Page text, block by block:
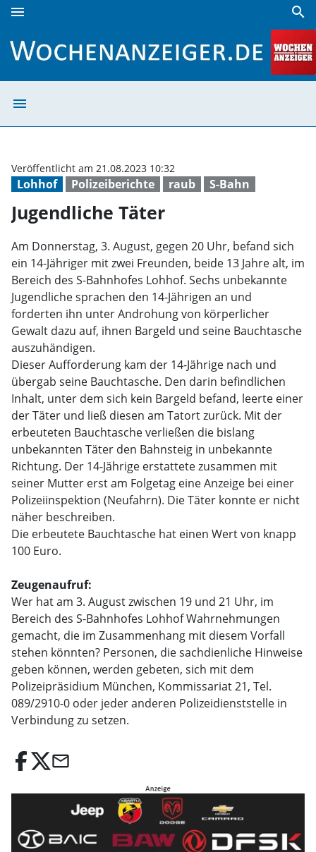
menu search
menu
Lohhof Polizeiberichte raub S-Bahn
Veröffentlicht am 21.08.2023 10:32
Jugendliche Täter
Am Donnerstag, 3. August, gegen 20 Uhr, befand sich
ein 14-Jähriger mit zwei Freunden, beide 13 Jahre alt, im
Bereich des S-Bahnhofes Lohhof. Sechs unbekannte
Jugendliche sprachen den 14-Jährigen an und
forderten ihn unter Androhung von körperlicher
Gewalt dazu auf, ihnen Bargeld und seine Bauchtasche
auszuhändigen.
Dieser Aufforderung kam der 14-Jährige nach und
übergab seine Bauchtasche. Den darin befindlichen
Inhalt, unter dem sich kein Bargeld befand, leerte einer
der Täter und ließ diesen am Tatort zurück. Mit der
erbeuteten Bauchtasche verließen die bislang
unbekannten Täter den Bahnsteig in unbekannte
Richtung. Der 14-Jährige erstattete zusammen mit
seiner Mutter erst am Folgetag eine Anzeige bei einer
Polizeiinspektion (Neufahrn). Die Täter konnte er nicht
näher beschreiben.
Die erbeutete Bauchtasche hat einen Wert von knapp
100 Euro.
Zeugenaufruf:
Wer hat am 3. August zwischen 19 und 21 Uhr, im
Bereich des S-Bahnhofes Lohhof Wahrnehmungen
gemacht, die im Zusammenhang mit diesem Vorfall
stehen könnten? Personen, die sachdienliche Hinweise
geben können, werden gebeten, sich mit dem
Polizeipräsidium München, Kommissariat 21, Tel.
089/2910-0 oder jeder anderen Polizeidienststelle in
Verbindung zu setzen.
email